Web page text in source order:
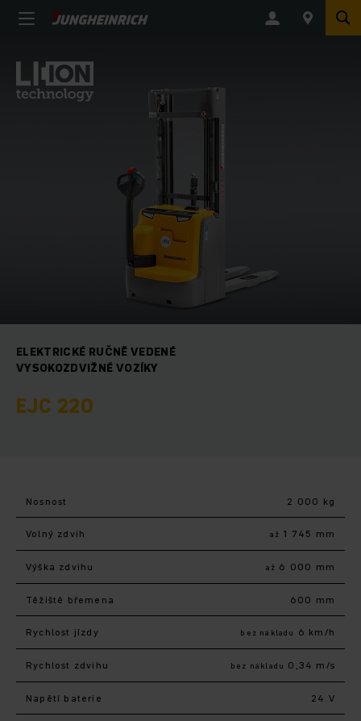
ELEKTRICKÉ RUČNĚ VEDENÉ
VYSOKOZDVIŽNÉ VOZÍKY
EJC 220
Nosnost 2 000 kg
Volný zdvih až 1 745 mm
Výška zdvihu až 6 000 mm
Těžiště břemena 600 mm
Rychlost jízdy bez nákladu 6 km/h
Rychlost zdvihu bez nákladu 0,34 m/s
Napětí baterie 24 V